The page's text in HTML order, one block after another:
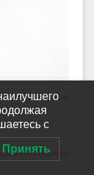
с
Принять